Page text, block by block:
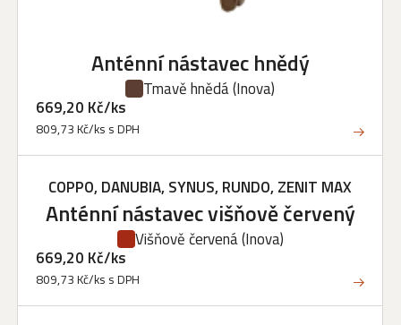
Anténní nástavec hnědý
Tmavě hnědá(Inova)
669,20 Kč/ks
809,73 Kč/ks s DPH
COPPO, DANUBIA, SYNUS, RUNDO, ZENIT MAX
Anténní nástavec višňově červený
Višňově červená(Inova)
669,20 Kč/ks
809,73 Kč/ks s DPH